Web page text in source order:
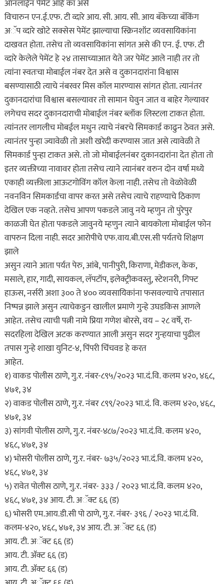
ऑनलाईन पेमेंट आहे का असे
विचारुन एन.ई.एफ. टी व्दारे आय. सी. आय. सी. आय बॅकेच्या बॅकिंग
अॅप व्दारे खोटे सक्सेस पेमेंट झाल्याचा स्क्रिनशॉट व्यवसायिकांना
दाखवत होता. तसेच तो व्यवसायिकांना सांगत असे की एन. ई. एफ. टी
व्दारे केलेले पेमेंट हे २४ तासाच्याआत येते जर पेमेंट आले नाही तर तो
त्यांना स्वतःचा मोबाईल नंबर देत असे व दुकानदारांना विश्वास
बसण्यासाठी त्याचे नंबरवर मिस कॉल मारण्यास सांगत होता. त्यानंतर
दुकानदारांचा विश्वास बसल्यावर तो सामान घेवुन जात व बाहेर गेल्यावर
लगेचच सदर दुकानदाराची मोबाईल नंबर ब्लॉक लिस्टला टाकत होता.
त्यांनतर लागलीच मोबईल मधुन त्याचे नंबरचे सिमकार्ड काढुन ठेवत असे.
त्यानंतर पुन्हा ज्यावेळी तो अशी खरेदी करण्यास जात असे त्यावेळी ते
सिमकार्ड पुन्हा टाकत असे. तो जो मोबाईलनंबर दुकानदारांना देत होता तो
इतर व्यक्तीच्या नावावर होता तसेच त्याने त्यानंबर वरुन दोन वर्षा मध्ये
एकाही व्यक्तीला आऊटगोविंग कॉल केला नाही. तसेच तो वेळोवेळी
नवनविन सिमकार्डचा वापर करत असे तसेच त्याचे राहण्याचे ठिकाण
देखिल एक नव्हते. तसेच आपण पकडले जावु नये म्हणुन तो पुरेपुर
काळजी घेत होता पकडले जावुनये म्हणुन त्याने बायकोला मोबाईल फोन
वापरुन दिला नाही. सदर आरोपीचे एफ.वाय.बी.एस.सी पर्यतचे शिक्षण
झाले
असुन त्याने आता पर्यत पेरु, आंबे, पानीपुरी, किराणा, मेडीकल, केक,
मसाले, हार, गादी, सायकल, लॅपटॉप, इलेक्ट्रीकवस्तु, स्टेशनरी, गिफ्ट
हाऊस, नर्सरी अशा ३०० ते ४०० व्यवसायिकांना फसवल्याचे तपासात
निष्पन्न झाले असुन त्याचेकडुन खालील प्रमाणे गुन्हे उघडकिस आणले
आहेत. तसेच त्याची पत्नी नामे प्रिया गणेश बोरसे, वय – २८ वर्षे, रा-
सदरहिला देखिल अटक करण्यात आली असुन सदर गुन्हयाचा पुढील
तपास गुन्हे शाखा युनिट-४, पिंपरी चिंचवड हे करत
आहेत.
१) वाकड पोलीस ठाणे, गु.र. नंबर-८९५/२०२३ भा.दं.वि. कलम ४२०, ४६८,
४७१, ३४
२) वाकड पोलीस ठाणे, गु.र. नंबर ८९९/२०२३ भा.दं. वि. कलम ४२०, ४६८,
४७१, ३४
३) सांगवी पोलीस ठाणे, गु.र. नंबर-४८७/२०२३ भा.दं.वि. कलम ४२०,
४६८, ४७१, ३४
४) भोसरी पोलीस ठाणे, गु.र. नंबर- ७३५/२०२३ भा.दं.वि. कलम ४२०,
४६८, ४७१, ३४
५) रावेत पोलीस ठाणे, गु.र. नंबर- ३३३ / २०२३ भा.दं.वि. कलम ४२०,
४६८, ४७१, ३४ आय. टी. अॅक्ट ६६ (ड)
६) भोसरी एम.आय.डी.सी पो ठाणे, गु.र. नंबर- ३९६ / २०२३ भा.दं.वि.
कलम-४२०, ४६८, ४७१, ३४ आय. टी. अॅक्ट ६६ (ड)
आय. टी. अॅक्ट ६६ (ड)
आय. टी. ॲक्ट ६६ (ड)
आय. टी. ॲक्ट ६६ (ड)